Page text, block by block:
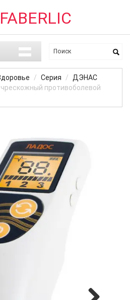
Серия
ДЭНАС
противоболевой